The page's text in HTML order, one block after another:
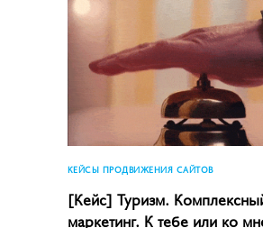
КЕЙСЫ ПРОДВИЖЕНИЯ САЙТОВ
[Кейс] Туризм.
маркетинг. К тебе или ко